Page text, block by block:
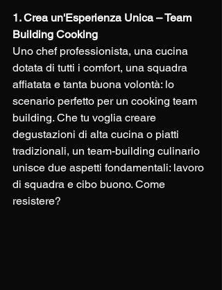
1. Crea un'Esperienza Unica – Team
Building Cooking
Uno chef professionista, una cucina
dotata di tutti i comfort, una squadra
affiatata e tanta buona volontà: lo
scenario perfetto per un cooking team
building. Che tu voglia creare
degustazioni di alta cucina o piatti
tradizionali, un team-building culinario
unisce due aspetti fondamentali: lavoro
di squadra e cibo buono. Come
resistere?